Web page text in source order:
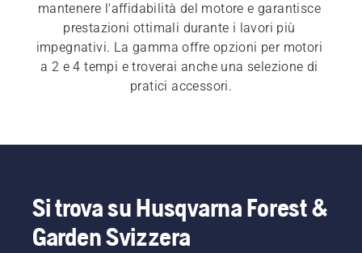
mantenere l'affidabilità del motore e garantisce
prestazioni ottimali durante i lavori più
impegnativi. La gamma offre opzioni per motori
a 2 e 4 tempi e troverai anche una selezione di
pratici accessori.
Si trova su Husqvarna Forest &
Garden Svizzera